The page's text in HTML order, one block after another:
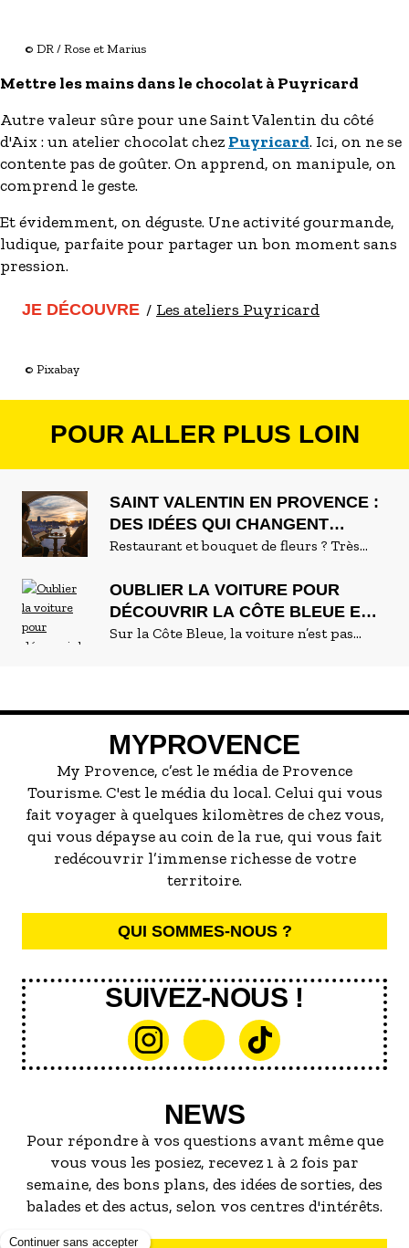
© DR / Rose et Marius
Mettre les mains dans le chocolat à Puyricard
Autre valeur sûre pour une Saint Valentin du côté
d'Aix : un atelier chocolat chez Puyricard. Ici, on ne se
contente pas de goûter. On apprend, on manipule, on
comprend le geste.
Et évidemment, on déguste. Une activité gourmande,
ludique, parfaite pour partager un bon moment sans
pression.
JE DÉCOUVRE Les ateliers Puyricard
© Pixabay
POUR ALLER PLUS LOIN
SAINT VALENTIN EN PROVENCE :
DES IDÉES QUI CHANGENT
VRAIMENT DU CLASSIQUE
Restaurant et bouquet de fleurs ? Très
en Provence, MyProvence a mis de côté les
plans convenus pour ne garder que les
bons. Ceux qui se vivent à deux, qui
OUBLIER LA VOITURE POUR
DÉCOUVRIR LA CÔTE BLEUE EN
TRAIN
Sur la Côte Bleue, la voiture n’est pas
longeant la mer, au plus près de la roche.
Ici, le voyage compte autant que la
destination. Entre tunnels et viaducs, la
voie ferrée surgit sur des panoramas
qu’on n’attend pas. À bord, on oublie la
circulation. On se laisse porter.
MYPROVENCE
My Provence, c’est le média de Provence
Tourisme. C'est le média du local. Celui qui vous
fait voyager à quelques kilomètres de chez vous,
qui vous dépayse au coin de la rue, qui vous fait
redécouvrir l’immense richesse de votre
territoire.
QUI SOMMES-NOUS ?
SUIVEZ-NOUS !
NEWS
Pour répondre à vos questions avant même que
vous vous les posiez, recevez 1 à 2 fois par
semaine, des bons plans, des idées de sorties, des
balades et des actus, selon vos centres d'intérêts.